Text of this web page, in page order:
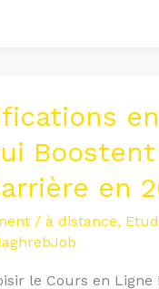
en
Boostent
en
/ à distance,
le Cours en Ligne